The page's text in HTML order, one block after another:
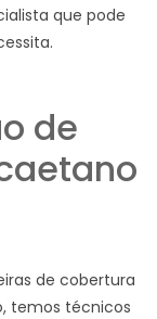
que pode
de
de cobertura
temos técnicos